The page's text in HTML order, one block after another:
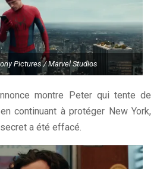
Pictures / Marvel Studios
montre Peter qui tente de
continuant à protéger New York,
a été effacé.